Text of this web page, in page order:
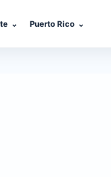
⌄ Puerto Rico ⌄